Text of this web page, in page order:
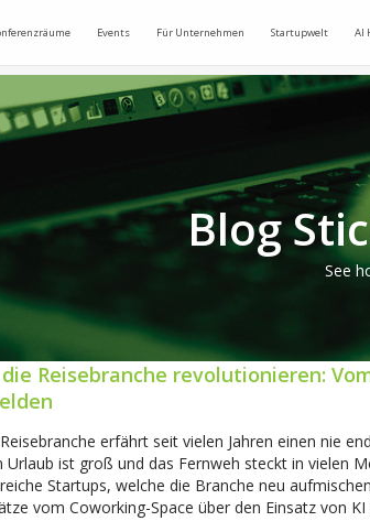
Events Für Unternehmen Startupwelt AI
Blog
See
Reisebranche revolutionieren:
erfährt seit vielen Jahren einen nie
Urlaub ist groß und das Fernweh steckt in vielen
Startups, welche die Branche neu
vom Coworking-Space über den Einsatz von